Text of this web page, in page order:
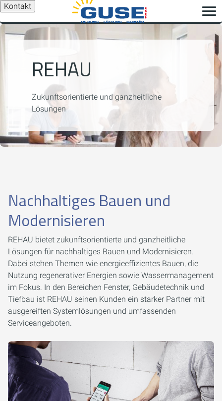
Kontakt
REHAU
Zukunftsorientierte und ganzheitliche
Lösungen
Nachhaltiges Bauen und
Modernisieren
REHAU bietet zukunftsorientierte und ganzheitliche
Lösungen für nachhaltiges Bauen und Modernisieren.
Dabei stehen Themen wie energieeffizientes Bauen, die
Nutzung regenerativer Energien sowie Wassermanagement
im Fokus. In den Bereichen Fenster, Gebäudetechnik und
Tiefbau ist REHAU seinen Kunden ein starker Partner mit
ausgereiften Systemlösungen und umfassenden
Serviceangeboten.